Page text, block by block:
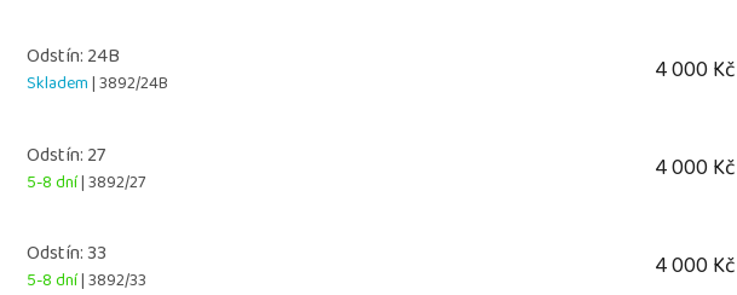
Odstín: 24B
Skladem| 3892/24B 4 000 Kč
Odstín: 27
5-8 dní| 3892/27 4 000 Kč
Odstín: 33
5-8 dní| 3892/33 4 000 Kč